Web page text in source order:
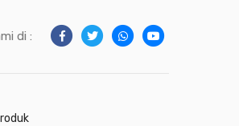
di :